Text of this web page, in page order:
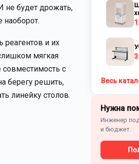
не будет дрожать,
наоборот.
реагентов и их
мягкая
совместимость с
берегу решить,
линейку столов.
Весь
Нужна
Инженер
и бюджет.